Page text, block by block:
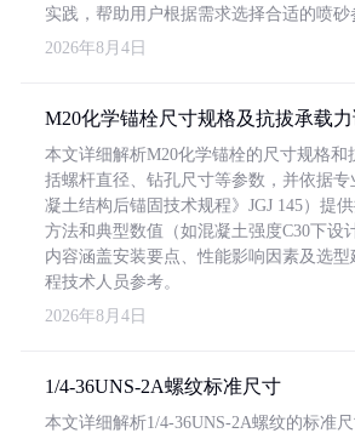
实践，帮助用户根据需求选择合适的喷砂
2026年8月4日
M20化学锚栓尺寸规格及抗拔承载
本文详细解析M20化学锚栓的尺寸规格和
括螺杆直径、钻孔尺寸等参数，并依据
凝土结构后锚固技术规程》JGJ 145）提
方法和典型数值（如混凝土强度C30下设
内容涵盖安装要点、性能影响因素及选
程技术人员参考。
2026年8月4日
1/4-36UNS-2A螺纹标准尺寸
本文详细解析1/4-36UNS-2A螺纹的标准